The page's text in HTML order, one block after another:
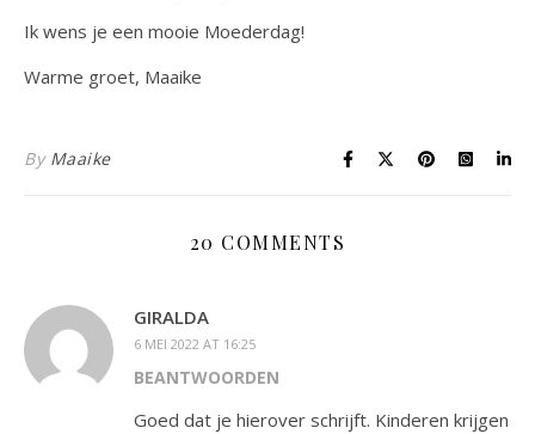
Ik wens je een mooie Moederdag!
Warme groet, Maaike
By Maaike
20 COMMENTS
GIRALDA
6 MEI 2022 AT 16:25
BEANTWOORDEN
Goed dat je hierover schrijft. Kinderen krijgen